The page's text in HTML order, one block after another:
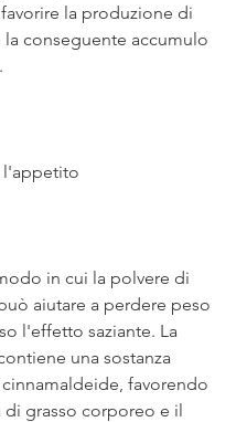
la produzione di
la conseguente accumulo
l'appetito
in cui la polvere di
aiutare a perdere peso
l'effetto saziante. La
una sostanza
favorendo
di grasso corporeo e il